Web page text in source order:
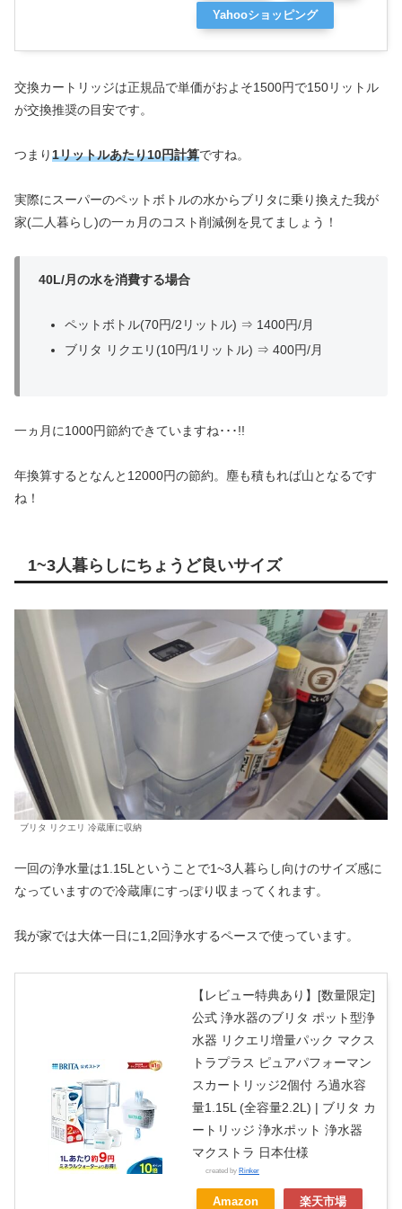
Yahooショッピング
交換カートリッジは正規品で単価がおよそ1500円で150リットル
が交換推奨の目安です。
つまり1リットルあたり10円計算ですね。
実際にスーパーのペットボトルの水からブリタに乗り換えた我が
家(二人暮らし)の一ヵ月のコスト削減例を見てましょう！
40L/月の水を消費する場合
ペットボトル(70円/2リットル) ⇒ 1400円/月
ブリタ リクエリ(10円/1リットル) ⇒ 400円/月
一ヵ月に1000円節約できていますね･･･!!
年換算するとなんと12000円の節約。塵も積もれば山となるです
ね！
1~3人暮らしにちょうど良いサイズ
ブリタ リクエリ 冷蔵庫に収納
一回の浄水量は1.15Lということで1~3人暮らし向けのサイズ感に
なっていますので冷蔵庫にすっぽり収まってくれます。
我が家では大体一日に1,2回浄水するペースで使っています。
【レビュー特典あり】[数量限定]
公式 浄水器のブリタ ポット型浄
水器 リクエリ増量パック マクス
トラプラス ピュアパフォーマン
スカートリッジ2個付 ろ過水容
量1.15L (全容量2.2L) | ブリタ カ
ートリッジ 浄水ポット 浄水器
マクストラ 日本仕様
created by Rinker
Amazon 楽天市場